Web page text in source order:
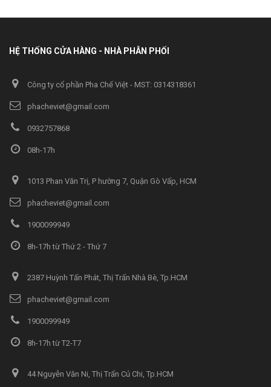
HỆ THỐNG CỬA HÀNG - NHÀ PHÂN PHỐI
Công ty cổ phần Pha Chế Việt - MST: 0314318361
phacheviet@gmail.com
0932757868
08h-17h
1013 Phan Văn Trị, P hường 7, Quận Gò Vấp, HCM
phacheviet@gmail.com
1900099949
8h-17h từ Thứ 2 - Thứ 7
2387 Huỳnh Tấn Phát, Thị Trấn Nhà Bè, Tp.HCM
phacheviet@gmail.com
1900099949
8h-17h từ T2-T7
44 Nguyễn Văn Ni, Thị Trấn Củ Chi, Tp.HCM